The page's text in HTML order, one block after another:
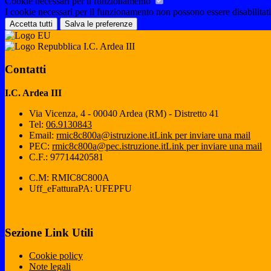
I cookie necessari per il funzionamento non possono essere
Accetta tutti Salva le preferenze
I.C. Ardea III
Contatti
I.C. Ardea III
Via Vicenza, 4 - 00040 Ardea (RM) - Distretto 41
Tel: 06.9130843
Email: rmic8c800a@istruzione.itLink per inviare una mail
PEC: rmic8c800a@pec.istruzione.itLink per inviare una mail
C.F.: 97714420581
C.M: RMIC8C800A
Uff_eFatturaPA: UFEPFU
Sezione Link Utili
Cookie policy
Note legali